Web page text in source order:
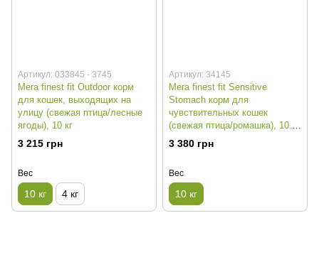
Артикул: 033845 - 3745
Mera finest fit Outdoor корм
для кошек, выходящих на
улицу (свежая птица/лесные
ягоды), 10 кг
3 215 грн
Вес
10 кг 4 кг
Артикул: 34145
Mera finest fit Sensitive
Stomach корм для
чувствительных кошек
(свежая птица/ромашка), 10 кг
%
3 380 грн
Вес
10 кг